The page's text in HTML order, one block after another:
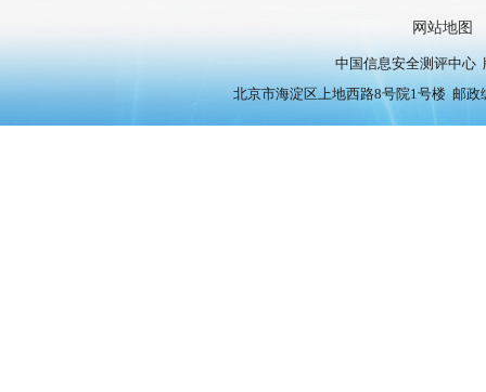
网站地图
中国信息安全测评中心
北京市海淀区上地西路8号院1号楼 邮